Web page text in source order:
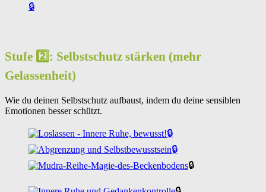
🔒
Stufe 2️⃣: Selbstschutz stärken (mehr
Gelassenheit)
Wie du deinen Selbstschutz aufbaust, indem du deine sensiblen
Emotionen besser schützt.
🔒
🔒
🔒